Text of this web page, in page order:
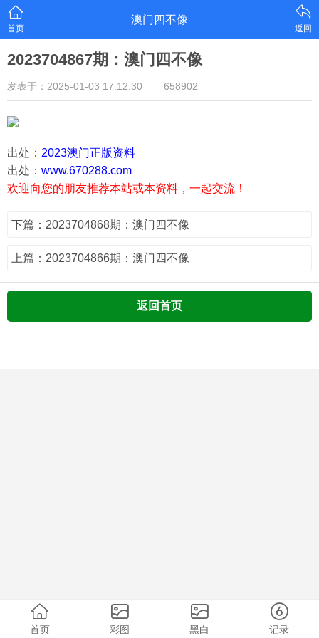
首页
澳门四不像
返回
2023704867期：澳门四不像
发表于：2025-01-03 17:12:30 658902
出处： 2023澳门正版资料
出处： www.670288.com
欢迎向您的朋友推荐本站或本资料，一起交流！
下篇：2023704868期：澳门四不像
上篇：2023704866期：澳门四不像
返回首页
首页 彩图 黑白 记录